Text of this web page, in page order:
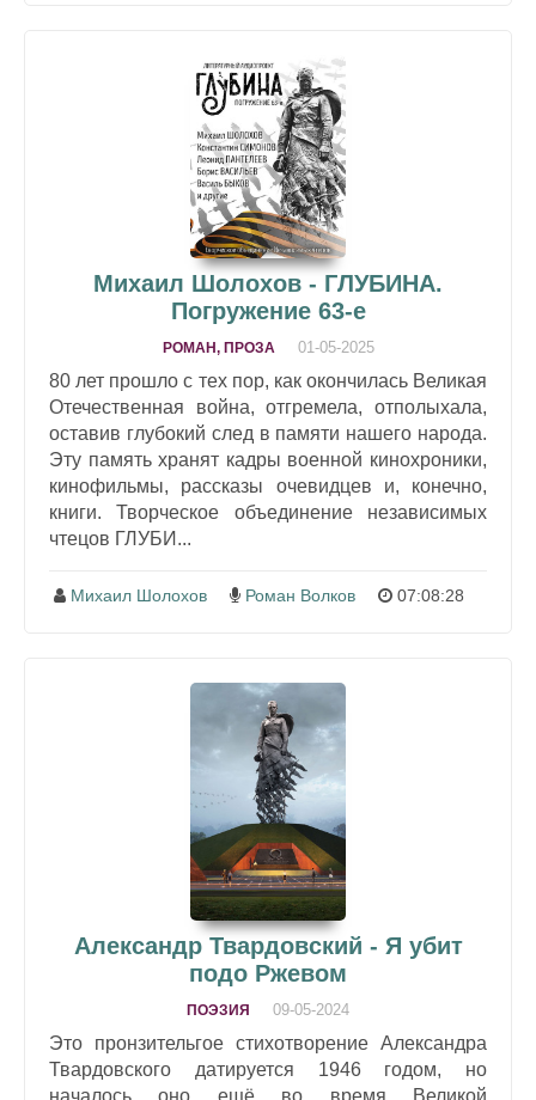
Михаил Шолохов - ГЛУБИНА.
Погружение 63-е
РОМАН, ПРОЗА 01-05-2025
80 лет прошло с тех пор, как окончилась Великая
Отечественная война, отгремела, отполыхала,
оставив глубокий след в памяти нашего народа.
Эту память хранят кадры военной кинохроники,
кинофильмы, рассказы очевидцев и, конечно,
книги. Творческое объединение независимых
чтецов ГЛУБИ...
Михаил Шолохов Роман Волков 07:08:28
Александр Твардовский - Я убит
подо Ржевом
ПОЭЗИЯ 09-05-2024
Это пронзительгое стихотворение Александра
Твардовского датируется 1946 годом, но